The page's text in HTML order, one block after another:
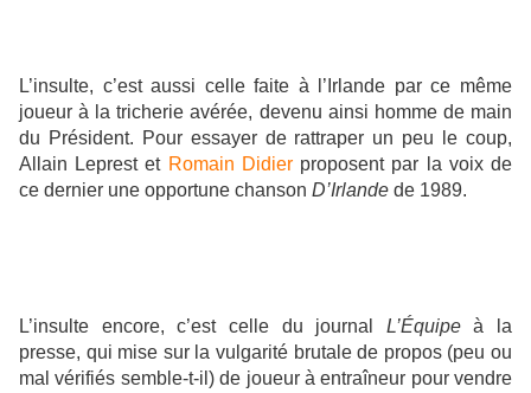
L’insulte, c’est aussi celle faite à l’Irlande par ce même
joueur à la tricherie avérée, devenu ainsi homme de main
du Président. Pour essayer de rattraper un peu le coup,
Allain Leprest et Romain Didierproposent par la voix de
ce dernier une opportune chanson D’Irlande de 1989.
L’insulte encore, c’est celle du journal L’Équipe
à la
presse, qui mise sur la vulgarité brutale de propos (peu ou
mal vérifiés semble-t-il) de joueur à entraîneur pour vendre